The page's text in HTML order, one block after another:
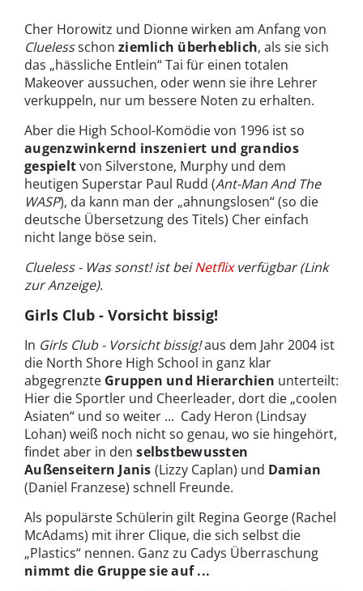
Cher Horowitz und Dionne wirken am Anfang von
Cluelessschon ziemlich überheblich, als sie sich
das „hässliche Entlein“ Tai für einen totalen
Makeover aussuchen, oder wenn sie ihre Lehrer
verkuppeln, nur um bessere Noten zu erhalten.
Aber die High School-Komödie von 1996 ist so
augenzwinkernd inszeniert und grandios
gespieltvon Silverstone, Murphy und dem
heutigen Superstar Paul Rudd (Ant-Man And The
WASP), da kann man der „ahnungslosen“ (so die
deutsche Übersetzung des Titels) Cher einfach
nicht lange böse sein.
Clueless - Was sonst! ist beiNetflixverfügbar (Link
zur Anzeige).
Girls Club - Vorsicht bissig!
In Girls Club - Vorsicht bissig!aus dem Jahr 2004 ist
die North Shore High School in ganz klar
abgegrenzte Gruppen und Hierarchien unterteilt:
Hier die Sportler und Cheerleader, dort die „coolen
Asiaten“ und so weiter ... Cady Heron (Lindsay
Lohan) weiß noch nicht so genau, wo sie hingehört,
findet aber in den selbstbewussten
Außenseitern Janis (Lizzy Caplan) und Damian
(Daniel Franzese) schnell Freunde.
Als populärste Schülerin gilt Regina George (Rachel
McAdams) mit ihrer Clique, die sich selbst die
„Plastics“ nennen. Ganz zu Cadys Überraschung
nimmt die Gruppe sie auf ...